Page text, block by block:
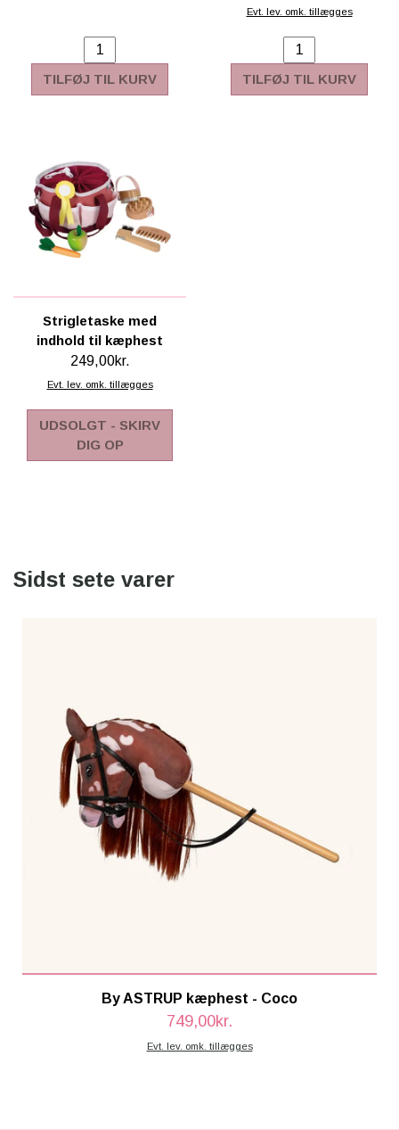
TILFØJ TIL KURV
Evt. lev. omk. tillægges
TILFØJ TIL KURV
Strigletaske med
indhold til kæphest
249,00kr.
Evt. lev. omk. tillægges
UDSOLGT - SKIRV
DIG OP
Sidst sete varer
By ASTRUP kæphest - Coco
749,00kr.
Evt. lev. omk. tillægges